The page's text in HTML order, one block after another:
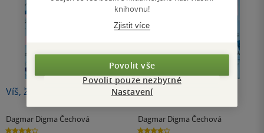
Víš, že nemusíš?
Dagmar Digma Čechová
4.2
Víš, že nemusíš?
Dagmar Digma Čechová
4.2
knihovnu!
Zjistit více
Povolit vše
Povolit pouze nezbytné
Nastavení